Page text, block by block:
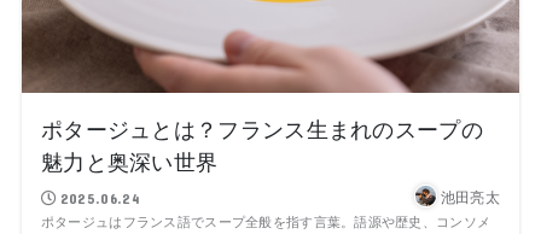
ポタージュとは？フランス生まれのスープの
魅力と奥深い世界
2025.06.24 池田亮太
ポタージュはフランス語でスープ全般を指す言葉。語源や歴史、コンソメ